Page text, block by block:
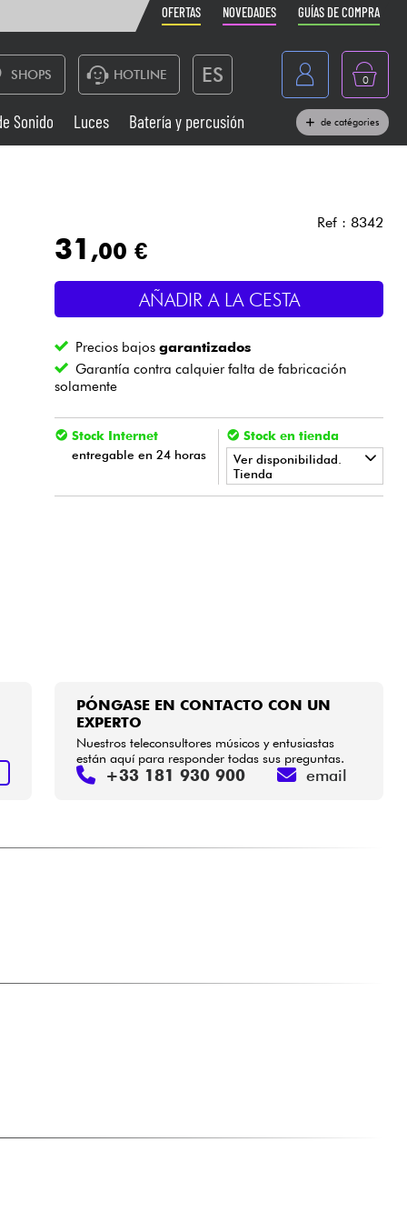
OFERTAS NOVEDADES GUÍAS DE COMPRA
SHOPS HOTLINE ES
France
Belgique
Nederland
0
Sistemas de Sonido
Vientos
Cables & Acces.
Sonido Luces Batería y percusión de catégories
Ref : 8342
31 ,00 €
AÑADIR A LA CESTA
Precios bajosgarantizados
Garantía contra calquier falta de fabricación
solamente
Stock Internet
entregable en 24 horas
Stock en tienda
Ver disponibilidad.
Tienda
PÓNGASE EN CONTACTO CON UN
EXPERTO
Nuestros teleconsultores músicos y entusiastas
están aquí para responder todas sus preguntas.
+33 181 930 900 email